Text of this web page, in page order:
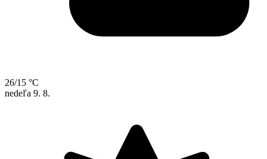
26/15 °C
nedeľa 9. 8.